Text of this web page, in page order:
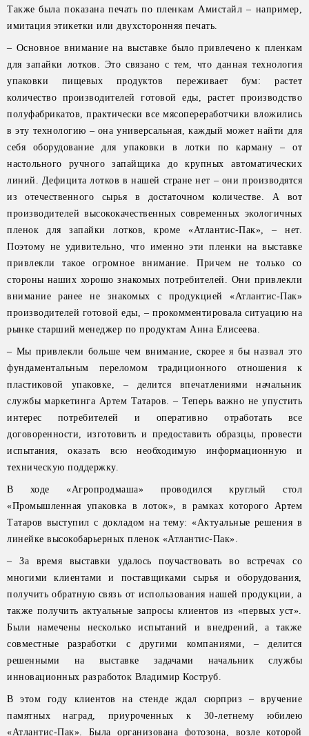
Также была показана печать по пленкам Амистайл – например,
имитация этикетки или двухсторонняя печать.
– Основное внимание на выставке было привлечено к пленкам
для запайки лотков. Это связано с тем, что данная технология
упаковки пищевых продуктов переживает бум: растет
количество производителей готовой еды, растет производство
полуфабрикатов, практически все мясопереработчики вложились
в эту технологию – она универсальная, каждый может найти для
себя оборудование для упаковки в лотки по карману – от
настольного ручного запайщика до крупных автоматических
линий. Дефицита лотков в нашей стране нет – они производятся
из отечественного сырья в достаточном количестве. А вот
производителей высококачественных современных экологичных
пленок для запайки лотков, кроме «Атлантис-Пак», – нет.
Поэтому не удивительно, что именно эти пленки на выставке
привлекли такое огромное внимание. Причем не только со
стороны наших хорошо знакомых потребителей. Они привлекли
внимание ранее не знакомых с продукцией «Атлантис-Пак»
производителей готовой еды, – прокомментировала ситуацию на
рынке старший менеджер по продуктам Анна Елисеева.
– Мы привлекли больше чем внимание, скорее я бы назвал это
фундаментальным переломом традиционного отношения к
пластиковой упаковке, – делится впечатлениями начальник
службы маркетинга Артем Татаров. – Теперь важно не упустить
интерес потребителей и оперативно отработать все
договоренности, изготовить и предоставить образцы, провести
испытания, оказать всю необходимую информационную и
техническую поддержку.
В ходе «Агропродмаша» проводился круглый стол
«Промышленная упаковка в лоток», в рамках которого Артем
Татаров выступил с докладом на тему: «Актуальные решения в
линейке высокобарьерных пленок «Атлантис-Пак».
– За время выставки удалось поучаствовать во встречах со
многими клиентами и поставщиками сырья и оборудования,
получить обратную связь от использования нашей продукции, а
также получить актуальные запросы клиентов из «первых уст».
Были намечены несколько испытаний и внедрений, а также
совместные разработки с другими компаниями, – делится
решенными на выставке задачами начальник службы
инновационных разработок Владимир Коструб.
В этом году клиентов на стенде ждал сюрприз – вручение
памятных наград, приуроченных к 30-летнему юбилею
«Атлантис-Пак». Была организована фотозона, возле которой